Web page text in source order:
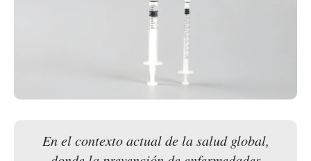
En el contexto actual de la salud global,